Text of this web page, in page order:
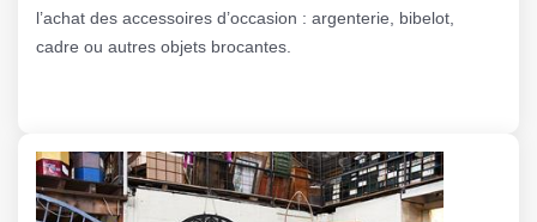
l’achat des accessoires d’occasion : argenterie, bibelot,
cadre ou autres objets brocantes.